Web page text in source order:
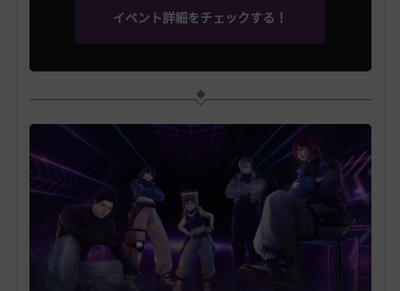
イベント詳細をチェックする！